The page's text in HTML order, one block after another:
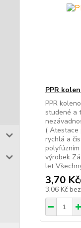
PPR
PPR
studené a
( Atestace
rychlá a
výrobek
let
3,70 Kč/
3,06 Kč